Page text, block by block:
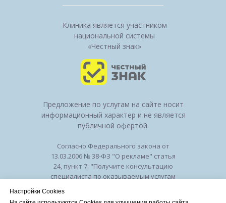
Клиника является участником
национальной системы
«Честный знак»
Предложение по услугам на сайте носит
информационный характер и не является
публичной офертой.
Согласно Федерального закона от
13.03.2006 № 38-ФЗ "О рекламе" статья
24, пункт 7: "Получите консультацию
специалиста по оказываемым услугам
Настройки Cookies